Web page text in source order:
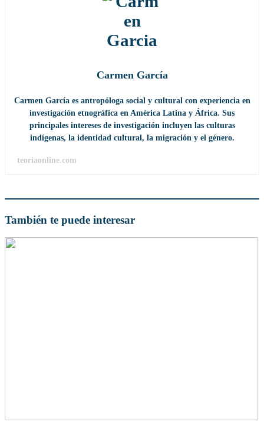
Carmen García
Carmen García es antropóloga social y cultural con experiencia en
investigación etnográfica en América Latina y África. Sus
principales intereses de investigación incluyen las culturas
indígenas, la identidad cultural, la migración y el género.
teoriaonline.com
También te puede interesar